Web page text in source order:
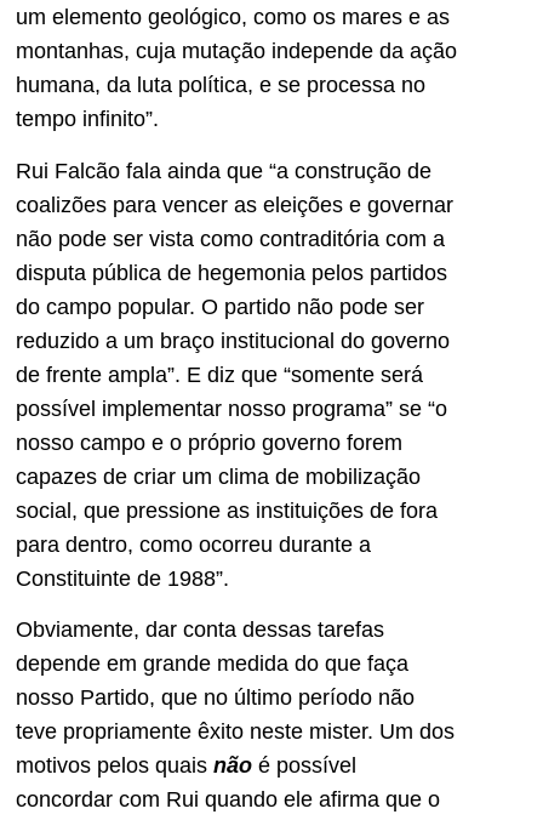
um elemento geológico, como os mares e as
montanhas, cuja mutação independe da ação
humana, da luta política, e se processa no
tempo infinito”.
Rui Falcão fala ainda que “a construção de
coalizões para vencer as eleições e governar
não pode ser vista como contraditória com a
disputa pública de hegemonia pelos partidos
do campo popular. O partido não pode ser
reduzido a um braço institucional do governo
de frente ampla”. E diz que “somente será
possível implementar nosso programa” se “o
nosso campo e o próprio governo forem
capazes de criar um clima de mobilização
social, que pressione as instituições de fora
para dentro, como ocorreu durante a
Constituinte de 1988”.
Obviamente, dar conta dessas tarefas
depende em grande medida do que faça
nosso Partido, que no último período não
teve propriamente êxito neste mister. Um dos
motivos pelos quais não é possível
concordar com Rui quando ele afirma que o